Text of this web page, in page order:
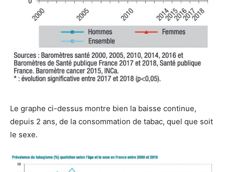
Le graphe ci-dessus montre bien la baisse continue,
depuis 2 ans, de la consommation de tabac, quel que soit
le sexe.